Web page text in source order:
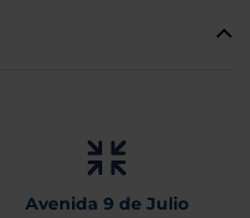
Avenida 9 de Julio